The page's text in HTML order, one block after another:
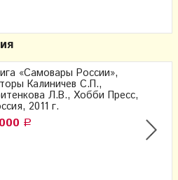
«Самовары России»,
Калиничев С.П.,
Л.В., Хобби Пресс,
2011 г.
Р